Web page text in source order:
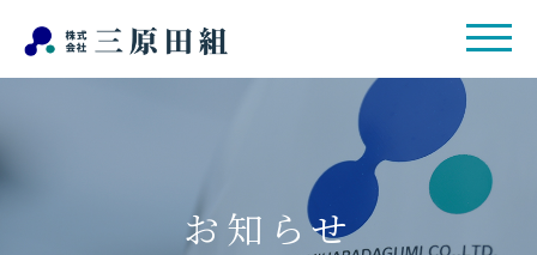
お知らせ